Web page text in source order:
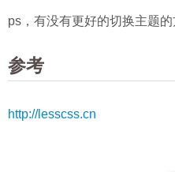
ps，有没有更好的切换主题
参考
http://lesscss.cn